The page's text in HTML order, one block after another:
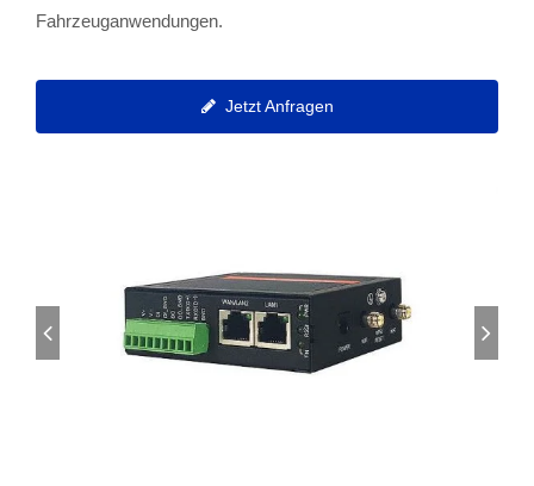
Fahrzeuganwendungen.
Jetzt Anfragen